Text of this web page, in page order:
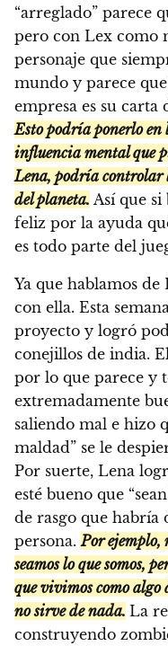
“arreglado” parece
pero con Lex como
personaje que
mundo y parece
empresa es su carta
Esto podría ponerlo en
influencia mental que
Lena, podría controlar
del planeta. Así que
feliz por la ayuda
es todo parte del
Ya que hablamos
con ella. Esta
proyecto y logró
conejillos de india.
por lo que parece y
extremadamente
saliendo mal e hizo
maldad” se le
Por suerte, Lena
esté bueno que
de rasgo que habría
persona.Por ejemplo,
seamos lo que somos,
que vivimos como algo
no sirve de nada. La
construyendo